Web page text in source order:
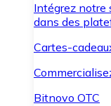
Intégrez
dans des
Cartes-
Bitnovo OTC